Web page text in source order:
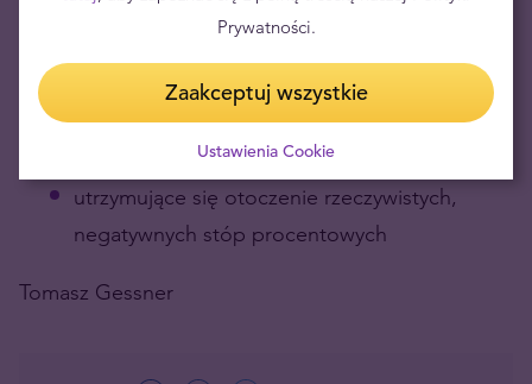
brak możliwości zdecydowanych podwyżek
słabnące systematycznie zaufanie do walut
fiducjarnych wskutek rosnących coraz
dynamiczniej cen
utrzymujące się otoczenie rzeczywistych,
negatywnych stóp procentowych
Tomasz Gessner
Prywatności.
Zaakceptuj wszystkie
Ustawienia Cookie